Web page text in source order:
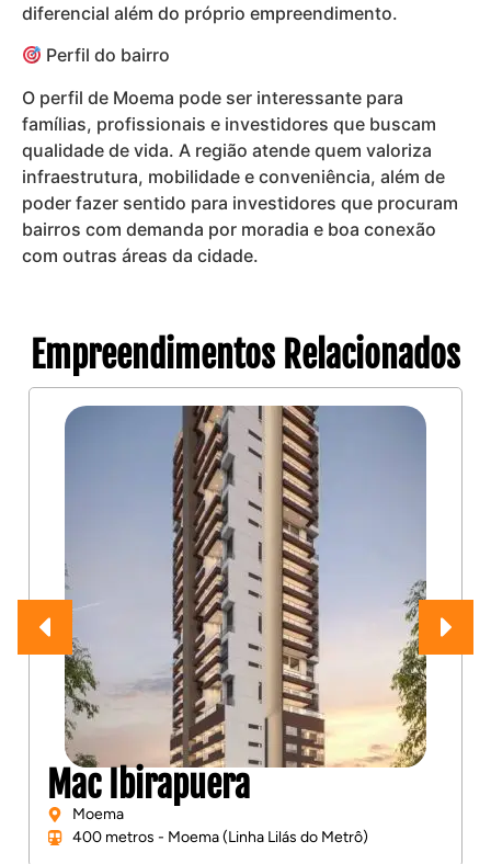
diferencial além do próprio empreendimento.
Perfil do bairro
O perfil de Moema pode ser interessante para
famílias, profissionais e investidores que buscam
qualidade de vida. A região atende quem valoriza
infraestrutura, mobilidade e conveniência, além de
poder fazer sentido para investidores que procuram
bairros com demanda por moradia e boa conexão
com outras áreas da cidade.
Empreendimentos Relacionados
Kronos Moema
Moema
550 metros - Moema (Linha Lilás do Metrô)